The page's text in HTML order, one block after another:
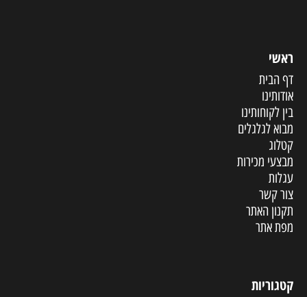
ראשי
דף הבית
אודותינו
בין לקוחותינו
מבוא לגלגלים
קטלוג
מבצעי מכירות
עגלות
צור קשר
תקנון האתר
מפת אתר
קטגוריות